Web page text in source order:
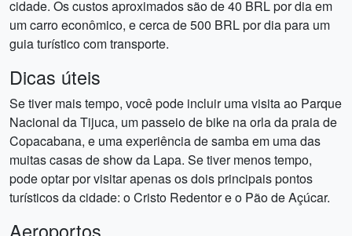
cidade. Os custos aproximados são de 40 BRL por dia em
um carro econômico, e cerca de 500 BRL por dia para um
guia turístico com transporte.
Dicas úteis
Se tiver mais tempo, você pode incluir uma visita ao Parque
Nacional da Tijuca, um passeio de bike na orla da praia de
Copacabana, e uma experiência de samba em uma das
muitas casas de show da Lapa. Se tiver menos tempo,
pode optar por visitar apenas os dois principais pontos
turísticos da cidade: o Cristo Redentor e o Pão de Açúcar.
Aeroportos